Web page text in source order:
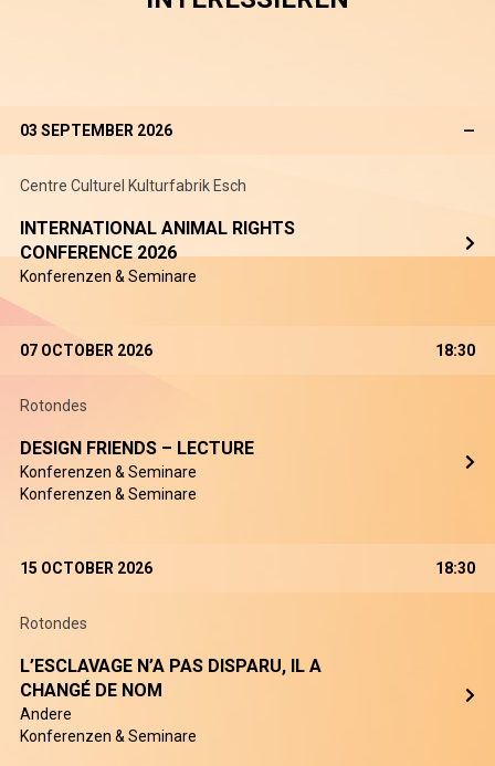
03 SEPTEMBER 2026 —
Centre Culturel Kulturfabrik Esch
INTERNATIONAL ANIMAL RIGHTS
CONFERENCE 2026
Konferenzen & Seminare
07 OCTOBER 2026 18:30
Rotondes
DESIGN FRIENDS – LECTURE
Konferenzen & Seminare
Konferenzen & Seminare
15 OCTOBER 2026 18:30
Rotondes
L’ESCLAVAGE N’A PAS DISPARU, IL A
CHANGÉ DE NOM
Andere
Konferenzen & Seminare